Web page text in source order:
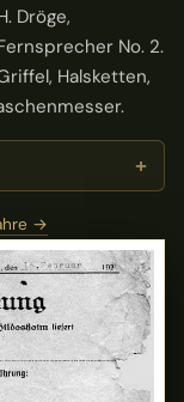
Dröge,
No. 2.
Halsketten,
→